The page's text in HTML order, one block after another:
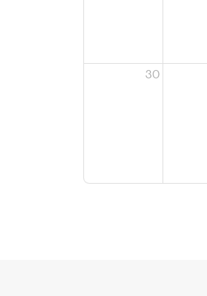
30